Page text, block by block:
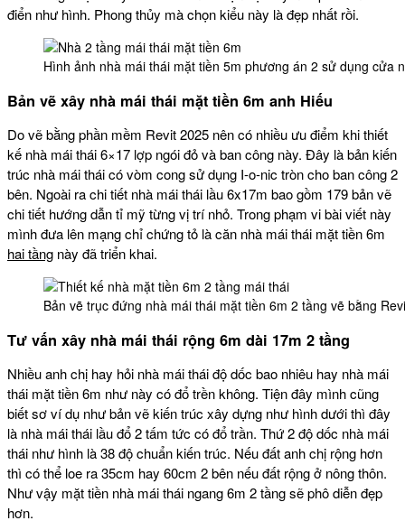
điển như hình. Phong thủy mà chọn kiểu này là đẹp nhất rồi.
Hình ảnh nhà mái thái mặt tiền 5m phương án 2 sử dụng cửa
Bản vẽ xây nhà mái thái mặt tiền 6m anh Hiếu
Do vẽ bằng phần mềm Revit 2025 nên có nhiều ưu điểm khi thiết
kế nhà mái thái 6×17 lợp ngói đỏ và ban công này. Đây là bản kiến
trúc nhà mái thái có vòm cong sử dụng I-o-nic tròn cho ban công 2
bên. Ngoài ra chi tiết nhà mái thái lầu 6x17m bao gồm 179 bản vẽ
chi tiết hướng dẫn tỉ mỹ từng vị trí nhỏ. Trong phạm vi bài viết này
mình đưa lên mạng chỉ chứng tỏ là căn nhà mái thái mặt tiền 6m
hai tầng này đã triển khai.
Bản vẽ trục đứng nhà mái thái mặt tiền 6m 2 tầng vẽ bằng
Tư vấn xây nhà mái thái rộng 6m dài 17m 2 tầng
Nhiều anh chị hay hỏi nhà mái thái độ dốc bao nhiêu hay nhà mái
thái mặt tiền 6m như này có đổ trền không. Tiện đây mình cũng
biết sơ ví dụ như bản vẽ kiến trúc xây dựng như hình dưới thì đây
là nhà mái thái lầu đổ 2 tấm tức có đổ trần. Thứ 2 độ dốc nhà mái
thái như hình là 38 độ chuẩn kiến trúc. Nếu đất anh chị rộng hơn
thì có thể loe ra 35cm hay 60cm 2 bên nếu đất rộng ở nông thôn.
Như vậy mặt tiền nhà mái thái ngang 6m 2 tầng sẽ phô diễn đẹp
hơn.